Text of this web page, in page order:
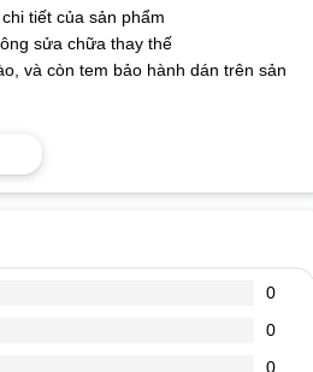
tiết của sản phẩm
sửa chữa thay thế
và còn tem bảo hành dán trên sản
phải biết cách sử dụng và bảo quản
pin một cách tối ưu và mang lại độ
pin báo còn khoảng 10%-15% rồi lại
thọ của Pin laptop được tính theo số
xả), 1 ngày các bạn sử dụng máy
sẽ làm giảm số lần dùng (sạc xả)
0
0
0